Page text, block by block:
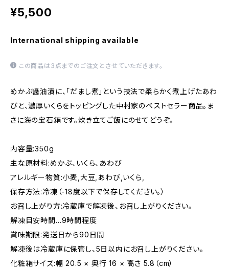
¥5,500
International shipping available
この商品は3点までのご注文とさせていただきます。
めかぶ醤油漬に、「だまし煮」という技法で柔らかく煮上げたあわ
びと、濃厚いくらをトッピングした中村家のベストセラー商品。ま
さに海の宝石箱です。炊き立てご飯にのせてどうぞ。
内容量:350g
主な原材料:めかぶ、いくら、あわび
アレルギー物質:小麦,大豆,あわび,いくら,
保存方法:冷凍（-18度以下で保存してください。）
お召し上がり方:冷蔵庫で解凍後、お召し上がりください。
解凍目安時間…9時間程度
賞味期限:発送日から90日間
解凍後は冷蔵庫に保管し、5日以内にお召し上がりください。
化粧箱サイズ:幅 20.5 × 奥行 16 × 高さ 5.8（cm）